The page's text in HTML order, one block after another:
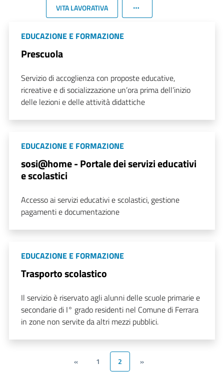
VITA LAVORATIVA
EDUCAZIONE E FORMAZIONE
Prescuola
Servizio di accoglienza con proposte educative,
ricreative e di socializzazione un’ora prima dell’inizio
delle lezioni e delle attività didattiche
EDUCAZIONE E FORMAZIONE
sosi@home - Portale dei servizi educativi
e scolastici
Accesso ai servizi educativi e scolastici, gestione
pagamenti e documentazione
EDUCAZIONE E FORMAZIONE
Trasporto scolastico
Il servizio è riservato agli alunni delle scuole primarie e
secondarie di I° grado residenti nel Comune di Ferrara
in zone non servite da altri mezzi pubblici.
« 1 2 »